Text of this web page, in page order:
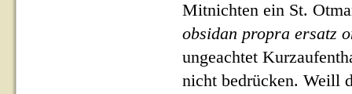
Mitnichten ein St.
obsidan propra ersatz
ungeachtet
nicht bedrücken. Weill